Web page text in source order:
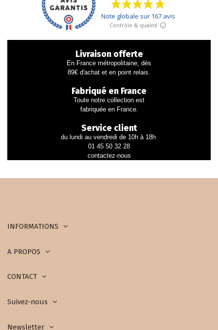
Livraison offerte
En France métropolitaine, dès
89€ d'achat et en point relais.
Fabriqué en France
Toute notre collection est
fabriquée en France.
Service client
du lundi au vendredi de 10h à 18h
01 45 50 32 28
contactez-nous
INFORMATIONS
A PROPOS
CONTACT
Suivez-nous
Newsletter